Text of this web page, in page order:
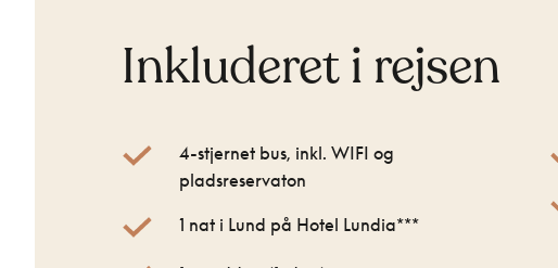
Inkluderet i rejsen
4-stjernet bus, inkl. WIFI og
pladsreservaton
1 nat i Lund på Hotel Lundia***